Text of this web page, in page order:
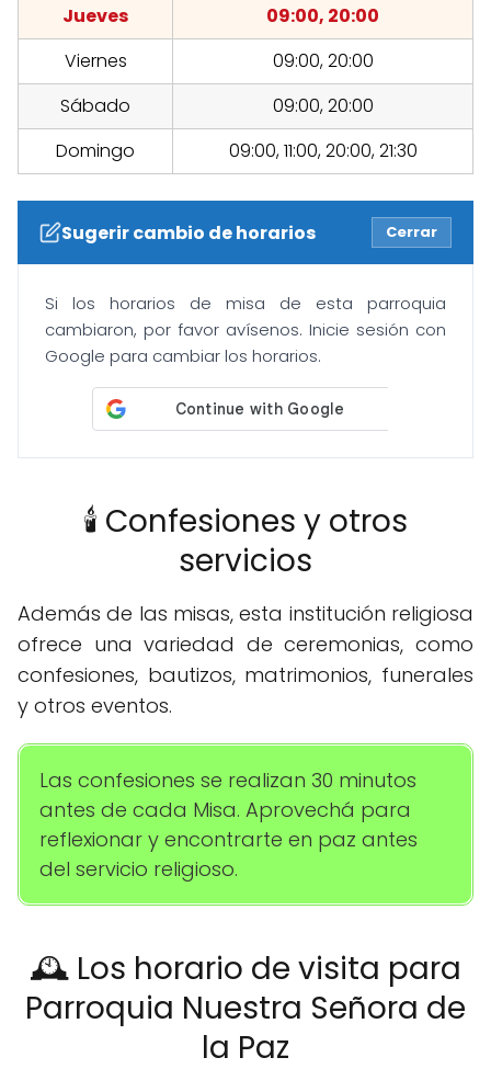
Jueves
09:00, 20:00
Viernes
09:00, 20:00
Sábado
09:00, 20:00
Domingo
09:00, 11:00, 20:00, 21:30
Sugerir cambio de horarios Cerrar
Si los horarios de misa de esta parroquia
cambiaron, por favor avísenos. Inicie sesión con
Google para cambiar los horarios.
🕯️ Confesiones y otros
servicios
Además de las misas, esta institución religiosa
ofrece una variedad de ceremonias, como
confesiones, bautizos, matrimonios, funerales
y otros eventos.
Las confesiones se realizan 30 minutos
antes de cada Misa. Aprovechá para
reflexionar y encontrarte en paz antes
del servicio religioso.
🕰️ Los horario de visita para
Parroquia Nuestra Señora de
la Paz